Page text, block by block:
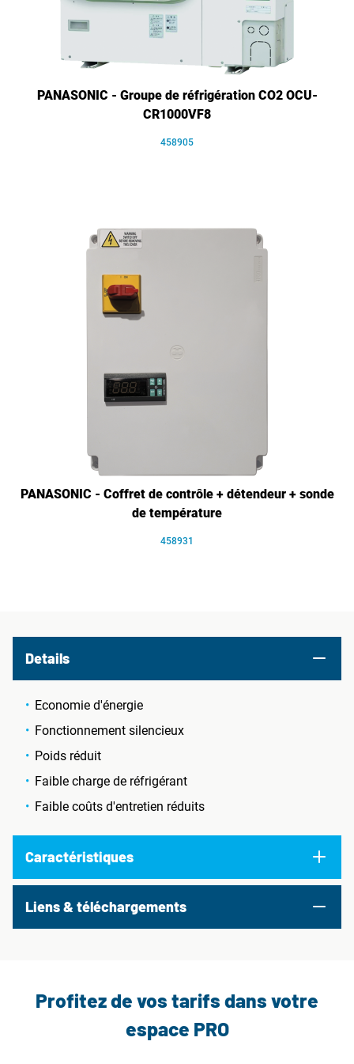
PANASONIC - Groupe de réfrigération CO2 OCU-
CR1000VF8
458905
PANASONIC - Coffret de contrôle + détendeur + sonde
de température
458931
Details
Economie d'énergie
Fonctionnement silencieux
Poids réduit
Faible charge de réfrigérant
Faible coûts d'entretien réduits
Caractéristiques
Liens & téléchargements
Profitez de vos tarifs dans votre
espace PRO